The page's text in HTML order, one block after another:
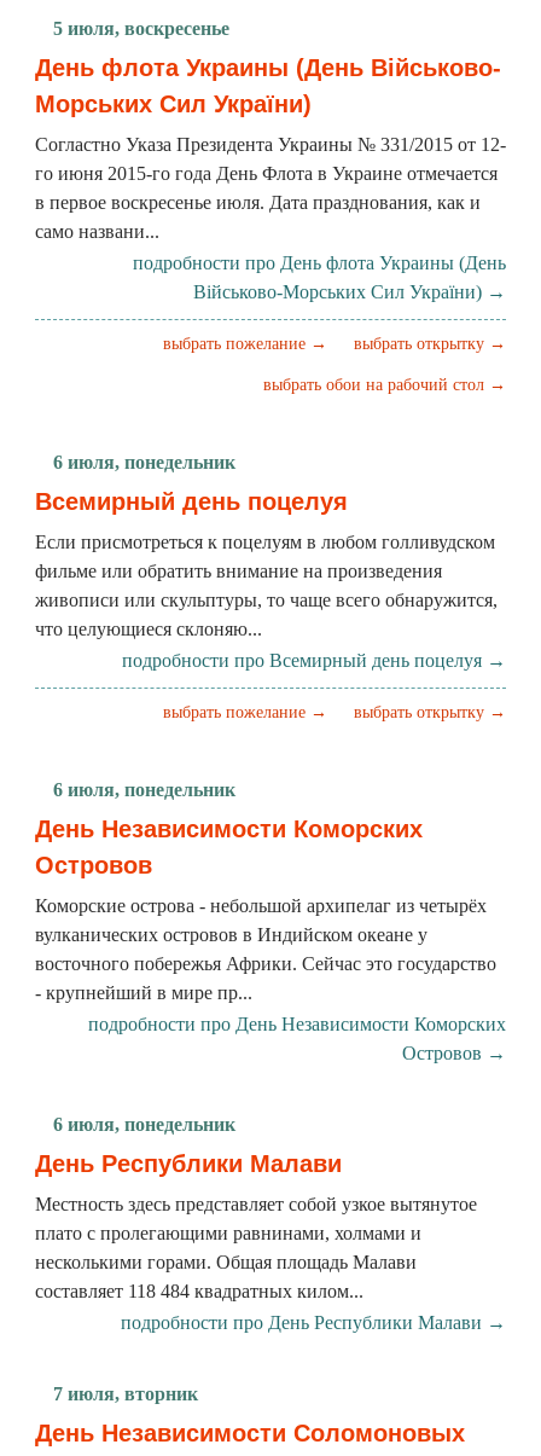
5 июля, воскресенье
День флота Украины (День Військово-
Морських Сил України)
Согластно Указа Президента Украины № 331/2015 от 12-
го июня 2015-го года День Флота в Украине отмечается
в первое воскресенье июля. Дата празднования, как и
само названи...
подробности про День флота Украины (День
Військово-Морських Сил України) →
выбрать открытку →
выбрать пожелание →
выбрать обои на рабочий стол →
6 июля, понедельник
Всемирный день поцелуя
Если присмотреться к поцелуям в любом голливудском
фильме или обратить внимание на произведения
живописи или скульптуры, то чаще всего обнаружится,
что целующиеся склоняю...
подробности про Всемирный день поцелуя →
выбрать открытку →
выбрать пожелание →
6 июля, понедельник
День Независимости Коморских
Островов
Коморские острова - небольшой архипелаг из четырёх
вулканических островов в Индийском океане у
восточного побережья Африки. Сейчас это государство
- крупнейший в мире пр...
подробности про День Независимости Коморских
Островов →
6 июля, понедельник
День Республики Малави
Местность здесь представляет собой узкое вытянутое
плато с пролегающими равнинами, холмами и
несколькими горами. Общая площадь Малави
составляет 118 484 квадратных килом...
подробности про День Республики Малави →
7 июля, вторник
День Независимости Соломоновых